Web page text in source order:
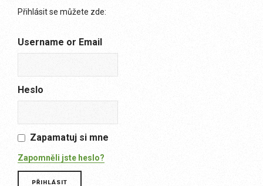
Přihlásit se můžete zde:
Username or Email
Heslo
Zapamatuj si mne
Zapomněli jste heslo?